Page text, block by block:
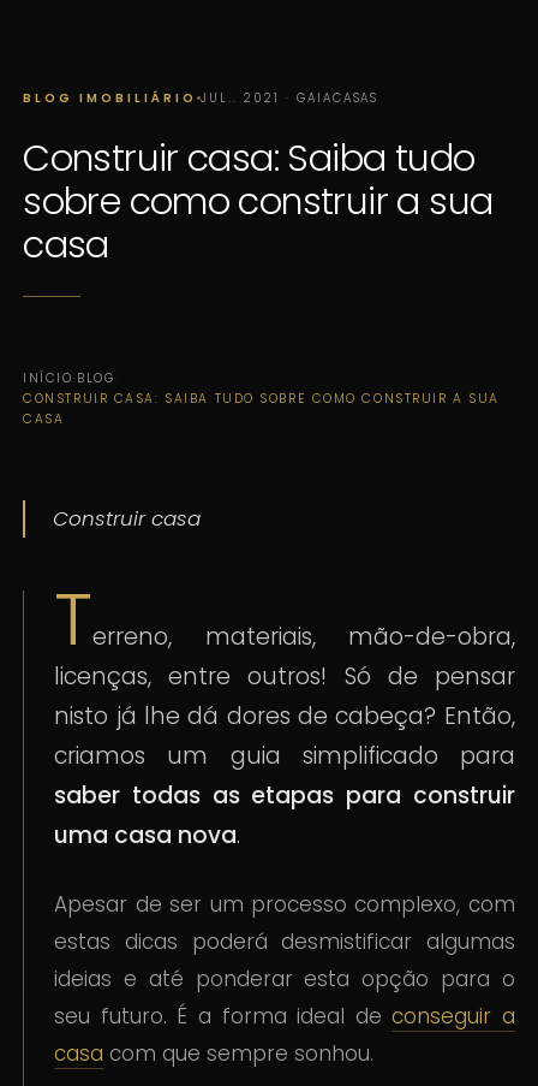
BLOG IMOBILIÁRIO JUL.. 2021 · GAIACASAS
Construir casa: Saiba tudo
sobre como construir a sua
casa
INÍCIO·BLOG·
CONSTRUIR CASA: SAIBA TUDO SOBRE COMO CONSTRUIR A SUA
CASA
Construir casa
Terreno, materiais, mão-de-obra,
licenças, entre outros! Só de pensar
nisto já lhe dá dores de cabeça? Então,
criamos um guia simplificado para
saber todas as etapas para construir
uma casa nova.
Apesar de ser um processo complexo, com
estas dicas poderá desmistificar algumas
ideias e até ponderar esta opção para o
seu futuro. É a forma ideal deconseguir a
casa com que sempre sonhou.